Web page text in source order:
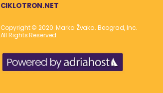
CIKLOTRON.NET
Copyright © 2020. Marka Žvaka. Beograd, Inc.
All Rights Reserved.